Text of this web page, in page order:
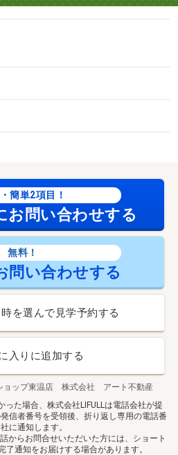
簡単2項目！
お問い合わせする
無料！
問い合わせする
を選んで見学予約する
入りに追加する
ョップ東温店 株式会社 アート不動産
た場合、株式会社LIFULLは電話会社が提
信者番号を受領後、折り返し専用の電話番
に通知します。
からお問合せいただいた方には、ショート
了通知をお届けする場合があります。